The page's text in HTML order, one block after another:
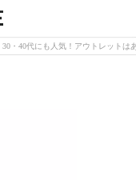
30・40代にも人気！アウトレットは